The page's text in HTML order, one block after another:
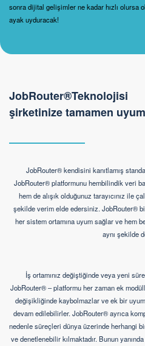
sonra dijital gelişimler ne kadar hızlı olursa
ayak uyduracak!
JobRouter®Teknolojisi
şirketinize tamamen
JobRouter® kendisini kanıtlamış
JobRouter® platformunu hembilindik veri
hem de alışık olduğunuz tarayıcınız ile
şekilde verim elde edersiniz. JobRouter®
her sistem ortamına uyum sağlar ve hem
aynı şekilde
İş ortamınız değiştiğinde veya yeni
JobRouter® – platformu her zaman ek
değişikliğinde kaybolmazlar ve ek bir
devam edilebilirler. JobRouter® ayrıca
nedenle süreçleri dünya üzerinde herhangi
ve denetlenebilir kılmaktadır. Bunun